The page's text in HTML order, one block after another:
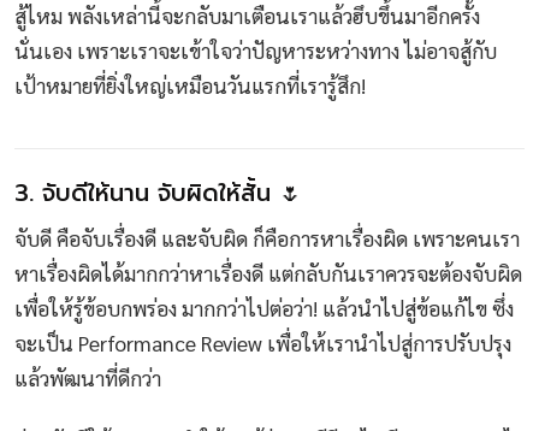
สู้ไหม พลังเหล่านี้จะกลับมาเตือนเราแล้วฮึบขึ้นมาอีกครั้ง
นั่นเอง เพราะเราจะเข้าใจว่าปัญหาระหว่างทาง ไม่อาจสู้กับ
เป้าหมายที่ยิ่งใหญ่เหมือนวันแรกที่เรารู้สึก!
3. จับดีให้นาน จับผิดให้สั้น 🌷
จับดี คือจับเรื่องดี และจับผิด ก็คือการหาเรื่องผิด เพราะคนเรา
หาเรื่องผิดได้มากกว่าหาเรื่องดี แต่กลับกันเราควรจะต้องจับผิด
เพื่อให้รู้ข้อบกพร่อง มากกว่าไปต่อว่า! แล้วนำไปสู่ข้อแก้ไข ซึ่ง
จะเป็น Performance Review เพื่อให้เรานำไปสู่การปรับปรุง
แล้วพัฒนาที่ดีกว่า